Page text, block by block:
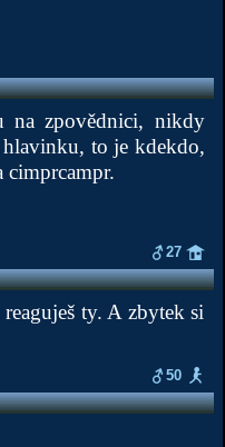
na zpovědnici, nikdy
hlavinku, to je kdekdo,
cimprcampr.
27
ty. A zbytek si
50